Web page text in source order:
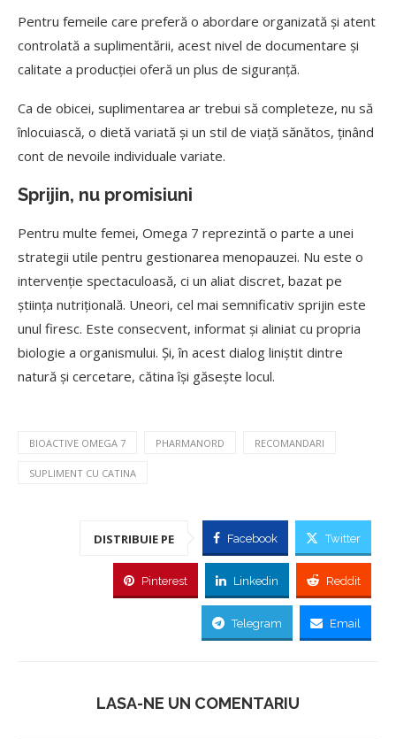
Pentru femeile care preferă o abordare organizată și atent
controlată a suplimentării, acest nivel de documentare și
calitate a producției oferă un plus de siguranță.
Ca de obicei, suplimentarea ar trebui să completeze, nu să
înlocuiască, o dietă variată și un stil de viață sănătos, ținând
cont de nevoile individuale variate.
Sprijin, nu promisiuni
Pentru multe femei, Omega 7 reprezintă o parte a unei
strategii utile pentru gestionarea menopauzei. Nu este o
intervenție spectaculoasă, ci un aliat discret, bazat pe
știința nutrițională. Uneori, cel mai semnificativ sprijin este
unul firesc. Este consecvent, informat și aliniat cu propria
biologie a organismului. Și, în acest dialog liniștit dintre
natură și cercetare, cătina își găsește locul.
BIOACTIVE OMEGA 7 PHARMANORD RECOMANDARI
SUPLIMENT CU CATINA
DISTRIBUIE PE Facebook Twitter
Pinterest Linkedin Reddit
Telegram Email
LASA-NE UN COMENTARIU